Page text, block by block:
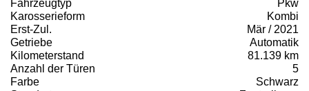
Fahrzeugtyp
Pkw
Karosserieform
Kombi
Erst-Zul.
Mär / 2021
Getriebe
Automatik
Kilometerstand
81.139 km
Anzahl der Türen
5
Farbe
Schwarz